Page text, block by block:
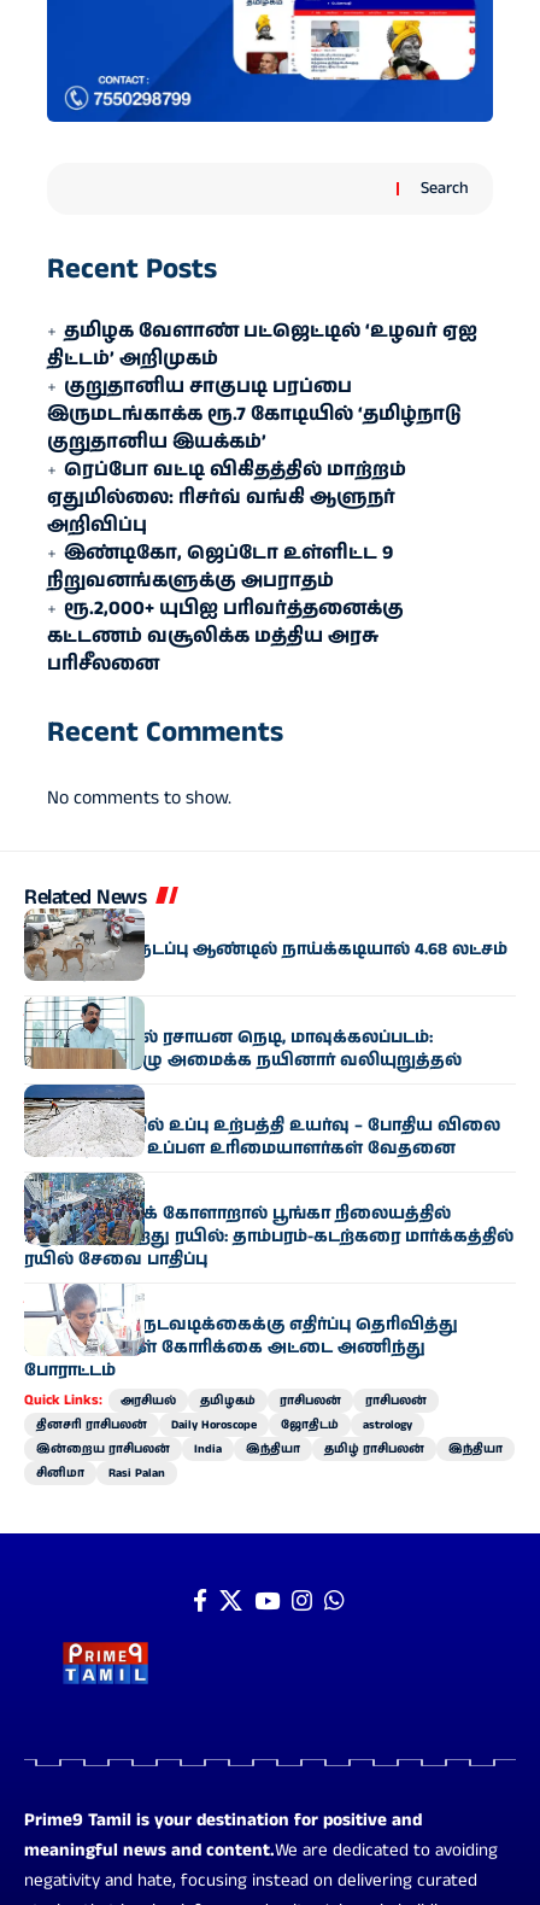
Search
Recent Posts
தமிழக வேளாண் பட்ஜெட்டில் ‘உழவர் ஏஐ
திட்டம்’ அறிமுகம்
குறுதானிய சாகுபடி பரப்பை
இருமடங்காக்க ரூ.7 கோடியில் ‘தமிழ்நாடு
குறுதானிய இயக்கம்’
ரெப்போ வட்டி விகிதத்தில் மாற்றம்
ஏதுமில்லை: ரிசர்வ் வங்கி ஆளுநர்
அறிவிப்பு
இண்டிகோ, ஜெப்டோ உள்ளிட்ட 9
நிறுவனங்களுக்கு அபராதம்
ரூ.2,000+ யுபிஐ பரிவர்த்தனைக்கு
கட்டணம் வசூலிக்க மத்திய அரசு
பரிசீலனை
Recent Comments
No comments to show.
Related News
தமிழகம்
தமிழகத்தில் நடப்பு ஆண்டில் நாய்க்கடியால் 4.68 லட்சம்
பேர் பாதிப்பு
தமிழகம்
ஆவின் பாலில் ரசாயன நெடி, மாவுக்கலப்படம்:
உயர்மட்டக் குழு அமைக்க நயினார் வலியுறுத்தல்
தமிழகம்
ராமநாதபுரத்தில் உப்பு உற்பத்தி உயர்வு – போதிய விலை
இல்லாததால் உப்பள உரிமையாளர்கள் வேதனை
தமிழகம்
தொழில்நுட்பக் கோளாறால் பூங்கா நிலையத்தில்
பழுதாகி நின்றது ரயில்: தாம்பரம்-கடற்கரை மார்க்கத்தில்
ரயில் சேவை பாதிப்பு
தமிழகம்
ஆட்குறைப்பு நடவடிக்கைக்கு எதிர்ப்பு தெரிவித்து
செவிலியர்கள் கோரிக்கை அட்டை அணிந்து
போராட்டம்
Quick Links: அரசியல் தமிழகம் ராசிபலன்
ராசிபலன்
தினசரி ராசிபலன்
Daily Horoscope ஜோதிடம்
astrology
இன்றைய ராசிபலன்
India இந்தியா தமிழ் ராசிபலன்
இந்தியா
சினிமா
Rasi Palan
Prime9 Tamil is your destination for positive and
meaningful news and content.We are dedicated to avoiding
negativity and hate, focusing instead on delivering curated